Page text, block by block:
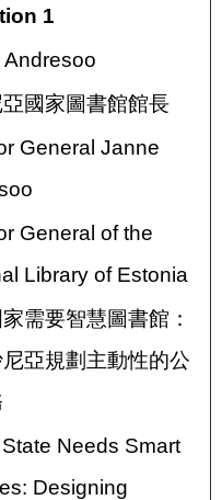
1
國家圖書館館長
General Janne
General of the
Library of Estonia
需要智慧圖書館：
亞規劃主動性的公
Needs Smart
Designing